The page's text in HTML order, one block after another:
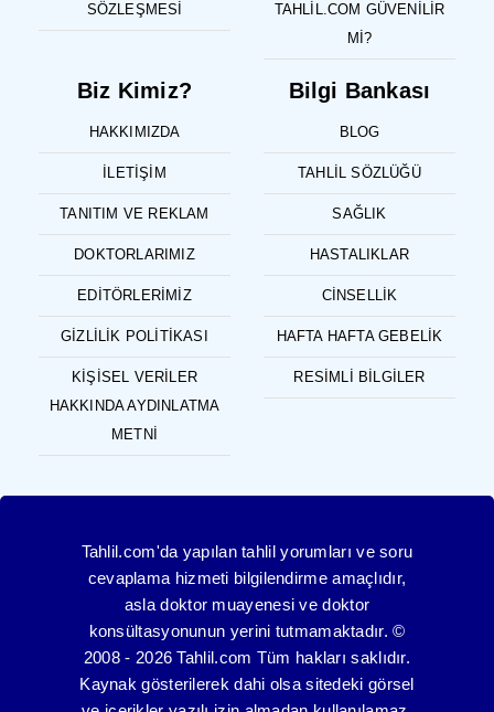
SÖZLEŞMESI
TAHLIL.COM GÜVENILIR
MI?
Biz Kimiz?
HAKKIMIZDA
İLETIŞIM
TANITIM VE REKLAM
DOKTORLARIMIZ
EDITÖRLERIMIZ
GIZLILIK POLITIKASI
KIŞISEL VERILER
HAKKINDA AYDINLATMA
METNI
Bilgi Bankası
BLOG
TAHLIL SÖZLÜĞÜ
SAĞLIK
HASTALIKLAR
CINSELLIK
HAFTA HAFTA GEBELIK
RESIMLI BILGILER
Tahlil.com'da yapılan tahlil yorumları ve soru
cevaplama hizmeti bilgilendirme amaçlıdır,
asla doktor muayenesi ve doktor
konsültasyonunun yerini tutmamaktadır. ©
2008 - 2026 Tahlil.com Tüm hakları saklıdır.
Kaynak gösterilerek dahi olsa sitedeki görsel